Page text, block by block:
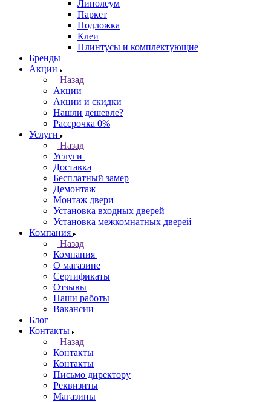
Линолеум
Паркет
Подложка
Клеи
Плинтусы и комплектующие
Бренды
Акции
Назад
Акции
Акции и скидки
Нашли дешевле?
Рассрочка 0%
Услуги
Назад
Услуги
Доставка
Бесплатный замер
Демонтаж
Монтаж двери
Установка входных дверей
Установка межкомнатных дверей
Компания
Назад
Компания
О магазине
Сертификаты
Отзывы
Наши работы
Вакансии
Блог
Контакты
Назад
Контакты
Контакты
Письмо директору
Реквизиты
Магазины